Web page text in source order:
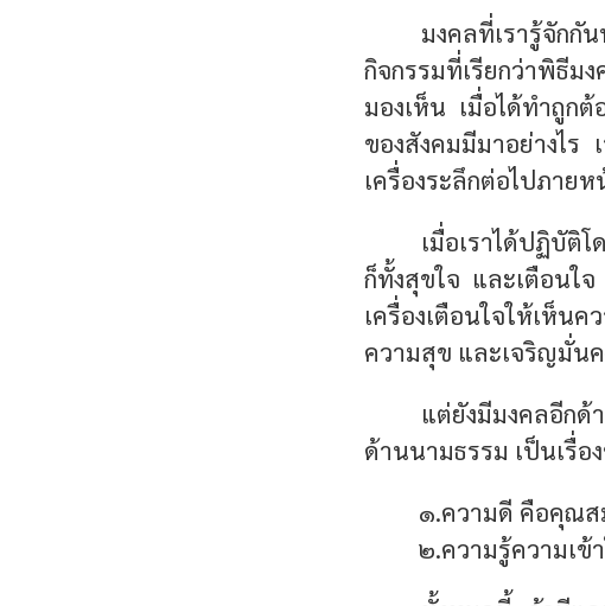
มงคลที่เรารู้จักกั
กิจกรรมที่เรียกว่าพิธีม
มองเห็น เมื่อได้ทำถูก
ของสังคมมีมาอย่างไ
เครื่องระลึกต่อไปภายห
เมื่อเราได้ปฏิบัติ
ก็ทั้งสุขใจ และเตือนใ
เครื่องเตือนใจให้เห็น
ความสุข และเจริญมั่น
แต่ยังมีมงคลอีกด้
ด้านนามธรรม เป็นเรื่อ
๑.ความดี คือคุณส
๒.ความรู้ความเข้